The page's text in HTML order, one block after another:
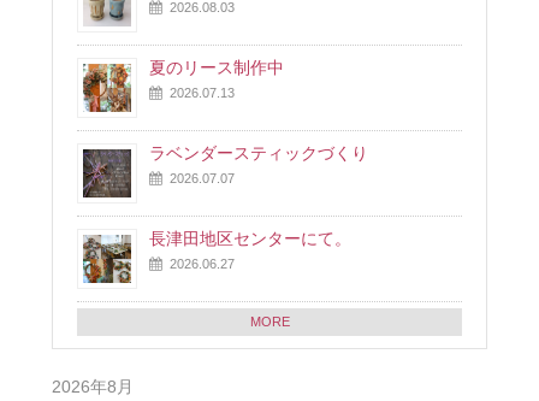
2026.08.03
夏のリース制作中
2026.07.13
ラベンダースティックづくり
2026.07.07
長津田地区センターにて。
2026.06.27
MORE
2026年8月